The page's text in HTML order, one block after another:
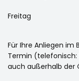
Freitag
Für Ihre Anliegen im
Termin (telefonisch:
auch außerhalb der